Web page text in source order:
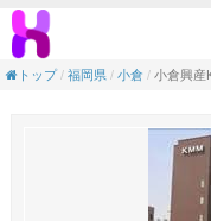
小倉興産
トップ
福岡県 小倉 小倉興産